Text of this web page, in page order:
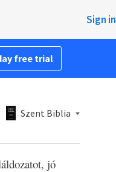
Sign in
free trial
Szent Biblia
jó